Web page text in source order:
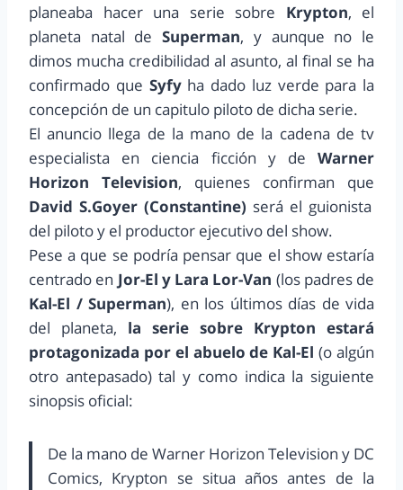
planeaba hacer una serie sobre Krypton, el
planeta natal de Superman, y aunque no le
dimos mucha credibilidad al asunto, al final se ha
confirmado que Syfy ha dado luz verde para la
concepción de un capitulo piloto de dicha serie.
El anuncio llega de la mano de la cadena de tv
especialista en ciencia ficción y de Warner
Horizon Television, quienes confirman que
David S.Goyer (Constantine) será el guionista
del piloto y el productor ejecutivo del show.
Pese a que se podría pensar que el show estaría
centrado en Jor-El y Lara Lor-Van (los padres de
Kal-El / Superman), en los últimos días de vida
del planeta, la serie sobre Krypton estará
protagonizada por el abuelo de Kal-El(o algún
otro antepasado) tal y como indica la siguiente
sinopsis oficial:
De la mano de Warner Horizon Television y DC
Comics, Krypton se situa años antes de la